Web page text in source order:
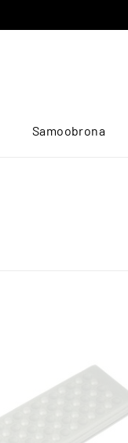
Samoobrona